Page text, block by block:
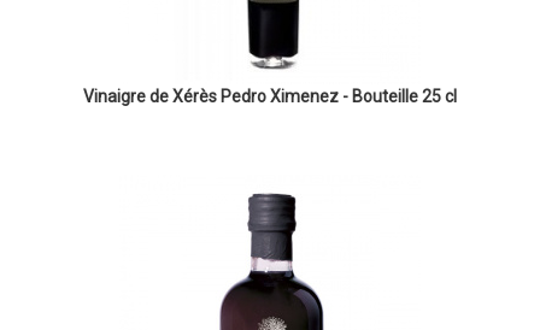
Vinaigre de Xérès Pedro Ximenez - Bouteille 25 cl